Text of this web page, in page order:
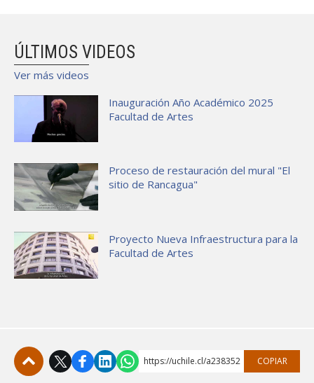
ÚLTIMOS VIDEOS
Ver más videos
Inauguración Año Académico 2025
Facultad de Artes
Proceso de restauración del mural "El
sitio de Rancagua"
Proyecto Nueva Infraestructura para la
Facultad de Artes
https://uchile.cl/a238352 COPIAR